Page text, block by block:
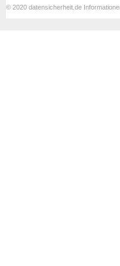
© 2020 datensicherheit.de